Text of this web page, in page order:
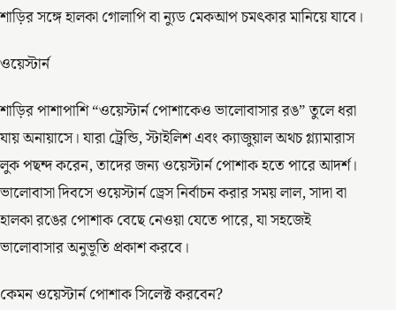
শাড়ির সঙ্গে হালকা গোলাপি বা ন্যুড মেকআপ চমৎকার মানিয়ে যাবে।
ওয়েস্টার্ন
শাড়ির পাশাপাশি “ওয়েস্টার্ন পোশাকেও ভালোবাসার রঙ” তুলে ধরা
যায় অনায়াসে। যারা ট্রেন্ডি, স্টাইলিশ এবং ক্যাজুয়াল অথচ গ্ল্যামারাস
লুক পছন্দ করেন, তাদের জন্য ওয়েস্টার্ন পোশাক হতে পারে আদর্শ।
ভালোবাসা দিবসে ওয়েস্টার্ন ড্রেস নির্বাচন করার সময় লাল, সাদা বা
হালকা রঙের পোশাক বেছে নেওয়া যেতে পারে, যা সহজেই
ভালোবাসার অনুভূতি প্রকাশ করবে।
কেমন ওয়েস্টার্ন পোশাক সিলেক্ট করবেন?